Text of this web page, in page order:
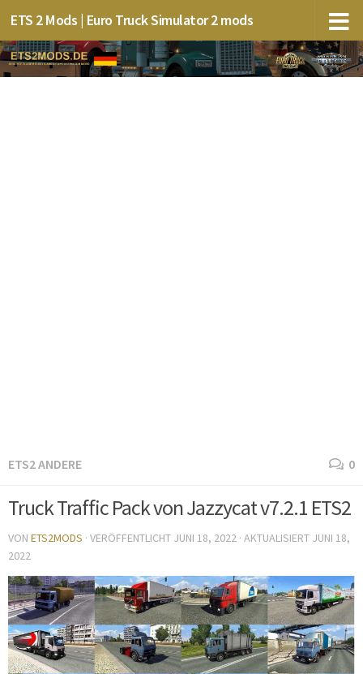
ETS 2 Mods | Euro Truck Simulator 2 mods
ETS2 ANDERE 0
Truck Traffic Pack von Jazzycat v7.2.1 ETS2
VON ETS2MODS · VERÖFFENTLICHT JUNI 18, 2022 · AKTUALISIERT JUNI 18,
2022